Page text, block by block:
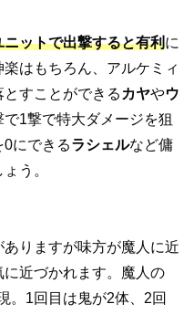
ニットで出撃すると有利に
はもちろん、アルケミィ
すことができる カヤやウ
で1撃で特大ダメージを狙
0にできるラシェルなど傭
う。
りますが味方が魔人に近
近づかれます。魔人の
。1回目は鬼が2体、2回